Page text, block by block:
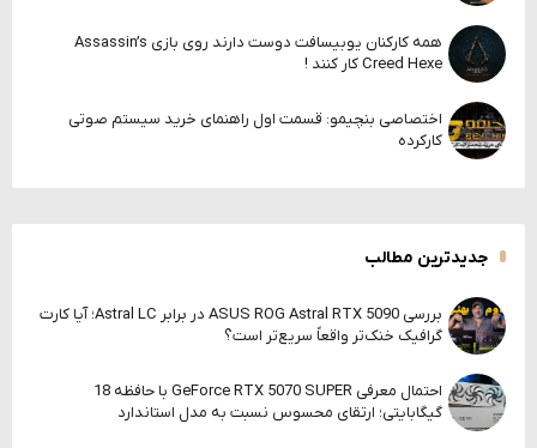
همه کارکنان یوبیسافت دوست دارند روی بازی Assassin’s
Creed Hexe کار کنند !
اختصاصی بنچیمو: قسمت اول راهنمای خرید سیستم صوتی
کارکرده
جدیدترین مطالب
بررسی ASUS ROG Astral RTX 5090 در برابر Astral LC؛ آیا کارت
گرافیک خنک‌تر واقعاً سریع‌تر است؟
احتمال معرفی GeForce RTX 5070 SUPER با حافظه 18
گیگابایتی؛ ارتقای محسوس نسبت به مدل استاندارد